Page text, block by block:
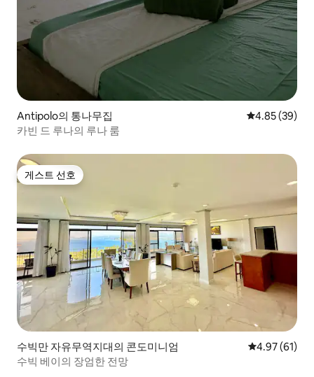
Antipolo의 통나무집 평점 4.85점(5
4.85 (39)
카빈 드 루나의 루나 룸
게스트 선호
게스트 선호
수빅만 자유무역지대의 콘도미니엄 평점 4.97점
4.97 (61)
수빅 베이의 장엄한 전망